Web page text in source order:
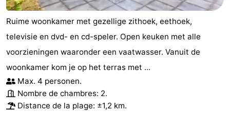
Ruime woonkamer met gezellige zithoek, eethoek,
televisie en dvd- en cd-speler. Open keuken met alle
voorzieningen waaronder een vaatwasser. Vanuit de
woonkamer kom je op het terras met ...
Max. 4 personen.
Nombre de chambres: 2.
Distance de la plage: ±1,2 km.